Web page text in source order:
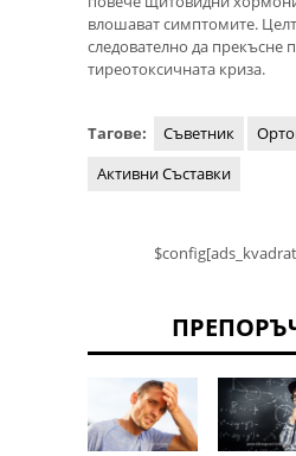
влошават симптомите.
следователно да прекъсне
тиреотоксичната криза.
Тагове: Съветник
Активни Съставки